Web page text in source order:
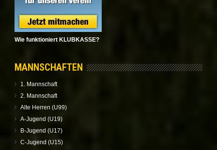
Wie funktioniert KLUBKASSE?
MANNSCHAFTEN
1. Mannschaft
2. Mannschaft
Alte Herren (U99)
A-Jugend (U19)
B-Jugend (U17)
C-Jugend (U15)